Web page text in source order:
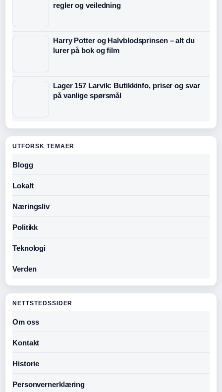
regler og veiledning
Harry Potter og Halvblodsprinsen – alt du
lurer på bok og film
Lager 157 Larvik: Butikkinfo, priser og svar
på vanlige spørsmål
UTFORSK TEMAER
Blogg
Lokalt
Næringsliv
Politikk
Teknologi
Verden
NETTSTEDSSIDER
Om oss
Kontakt
Historie
Personvernerklæring